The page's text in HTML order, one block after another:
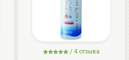
/ 4 отзыва